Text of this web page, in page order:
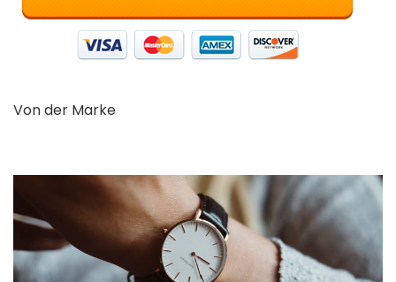
Von der Marke